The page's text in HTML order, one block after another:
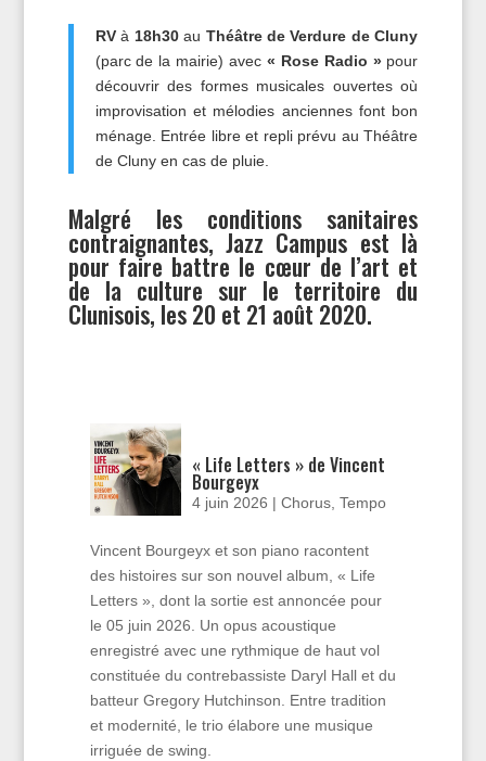
RVà 18h30au Théâtre de Verdure de Cluny
(parc de la mairie) avec « Rose Radio »pour
découvrir des formes musicales ouvertes où
improvisation et mélodies anciennes font bon
ménage. Entrée libre et repli prévu au Théâtre
de Cluny en cas de pluie.
Malgré les conditions sanitaires
contraignantes, Jazz Campus est là
pour faire battre le cœur de l’art et
de la culture sur le territoire du
Clunisois, les 20 et 21 août 2020.
« Life Letters » de Vincent
Bourgeyx
4 juin 2026 |Chorus,Tempo
Vincent Bourgeyx et son piano racontent
des histoires sur son nouvel album, « Life
Letters », dont la sortie est annoncée pour
le 05 juin 2026. Un opus acoustique
enregistré avec une rythmique de haut vol
constituée du contrebassiste Daryl Hall et du
batteur Gregory Hutchinson. Entre tradition
et modernité, le trio élabore une musique
irriguée de swing.